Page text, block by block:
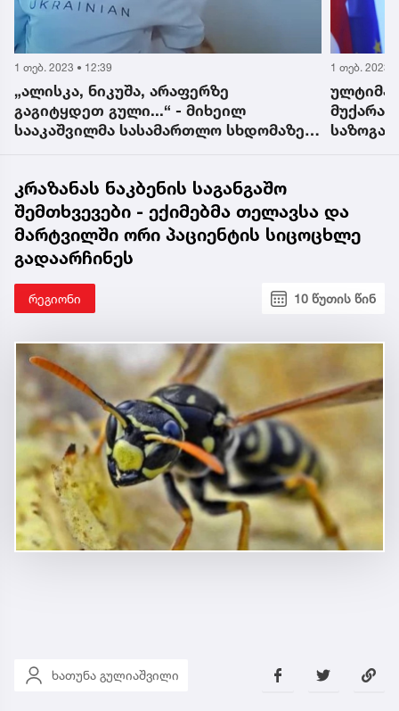
1 თებ. 2023 • 12:39
„ალისკა, ნიკუშა, არაფერზე
გაგიტყდეთ გული...“ - მიხეილ
სააკაშვილმა სასამართლო სხდომაზე
1 თებ. 2023
მუქარა,
კრაზანას ნაკბენის საგანგაშო
შემთხვევები - ექიმებმა თელავსა და
მარტვილში ორი პაციენტის სიცოცხლე
გადაარჩინეს
რეგიონი 10 წუთის წინ
ხათუნა გულიაშვილი